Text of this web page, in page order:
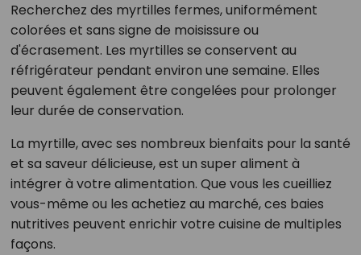
Recherchez des myrtilles fermes, uniformément
colorées et sans signe de moisissure ou
d'écrasement. Les myrtilles se conservent au
réfrigérateur pendant environ une semaine. Elles
peuvent également être congelées pour prolonger
leur durée de conservation.
La myrtille, avec ses nombreux bienfaits pour la santé
et sa saveur délicieuse, est un super aliment à
intégrer à votre alimentation. Que vous les cueilliez
vous-même ou les achetiez au marché, ces baies
nutritives peuvent enrichir votre cuisine de multiples
façons.